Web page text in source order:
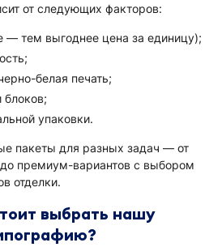
от следующих факторов:
тем выгоднее цена за единицу);
белая печать;
блоков;
упаковки.
пакеты для разных задач — от
премиум-вариантов с выбором
отделки.
выбрать нашу